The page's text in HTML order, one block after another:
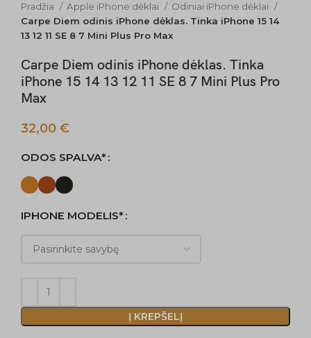
Pradžia Apple iPhone dėklai
Odiniai iPhone dėklai
Carpe Diem odinis iPhone dėklas. Tinka iPhone 15 14
13 12 11 SE 8 7 Mini Plus Pro Max
Carpe Diem odinis iPhone dėklas. Tinka
iPhone 15 14 13 12 11 SE 8 7 Mini Plus Pro
Max
32,00 €
ODOS SPALVA*
IPHONE MODELIS*
Į KREPŠELĮ